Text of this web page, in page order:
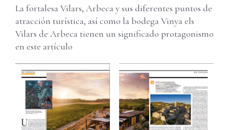
Remember Me
Register
La fortalesa Vilars, Arbeca y sus diferentes puntos de
atracción turística, así como la bodega Vinya els
Vilars de Arbeca tienen un significado protagonismo
en este artículo